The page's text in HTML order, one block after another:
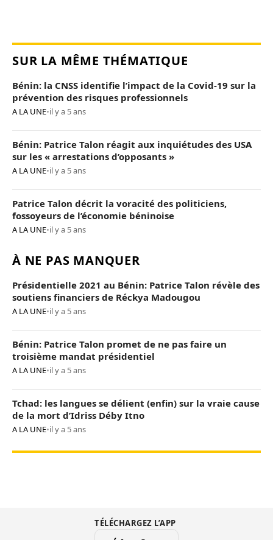
SUR LA MÊME THÉMATIQUE
Bénin: la CNSS identifie l’impact de la Covid-19 sur la
prévention des risques professionnels
A LA UNE•il y a 5 ans
Bénin: Patrice Talon réagit aux inquiétudes des USA
sur les « arrestations d’opposants »
A LA UNE•il y a 5 ans
Patrice Talon décrit la voracité des politiciens,
fossoyeurs de l’économie béninoise
A LA UNE•il y a 5 ans
À NE PAS MANQUER
Présidentielle 2021 au Bénin: Patrice Talon révèle des
soutiens financiers de Réckya Madougou
A LA UNE•il y a 5 ans
Bénin: Patrice Talon promet de ne pas faire un
troisième mandat présidentiel
A LA UNE•il y a 5 ans
Tchad: les langues se délient (enfin) sur la vraie cause
de la mort d’Idriss Déby Itno
A LA UNE•il y a 5 ans
TÉLÉCHARGEZ L’APP